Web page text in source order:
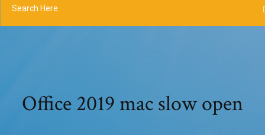
Office 2019 mac slow open